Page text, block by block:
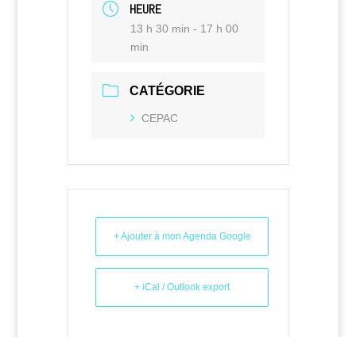
HEURE
13 h 30 min - 17 h 00
min
CATÉGORIE
CEPAC
+ Ajouter à mon Agenda Google
+ iCal / Outlook export